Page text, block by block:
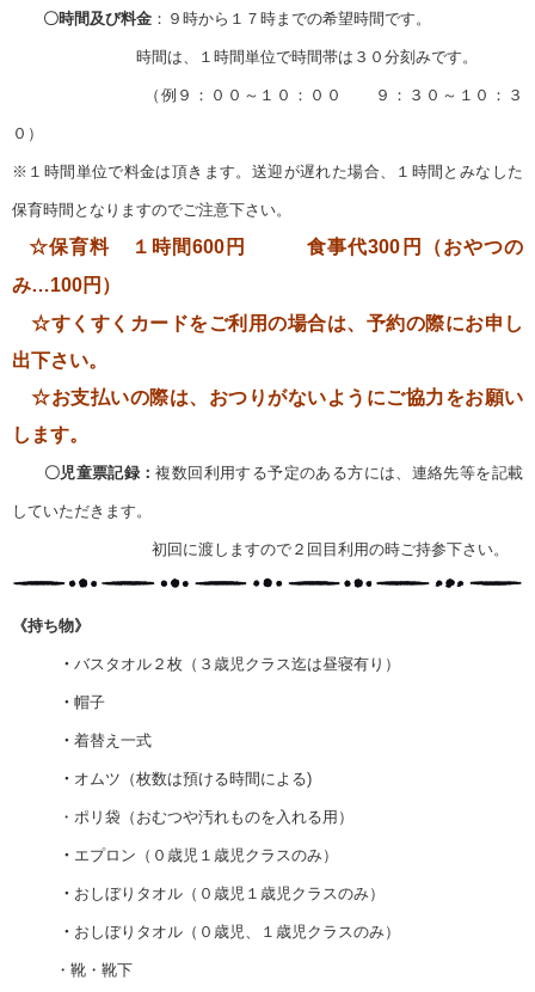
〇時間及び料金 ：９時から１７時までの希望時間です。
時間は、１時間単位で時間帯は３０分刻みです。
（例９：００～１０：００ ９：３０～１０：３
０）
※１時間単位で料金は頂きます。 送迎が遅れた場合、１時間とみなした
保育時間となりますのでご注意下さい。
☆保育料 １時間600円 食事代300円（おやつの
み…100円）
☆すくすくカードをご利用の場合は、予約の際にお申し
出下さい。
☆お支払いの際は、おつりがないようにご協力をお願い
します。
〇児童票記録：複数回利用する予定のある方には、連絡先等を記載
していただきます。
初回に渡しますので２回目利用の時ご持参下さい。
《持ち物》
・ バスタオル２枚（３歳児クラス迄は昼寝有り）
・ 帽子
・ 着替え一式
・ オムツ（枚数は預ける時間による)
・ポリ袋（おむつや汚れものを入れる用）
・ エプロン（０歳児１歳児クラスのみ）
・ おしぼりタオル（０歳児１歳児クラスのみ）
・ おしぼりタオル（０歳児、１歳児クラスのみ）
・ 靴・靴下